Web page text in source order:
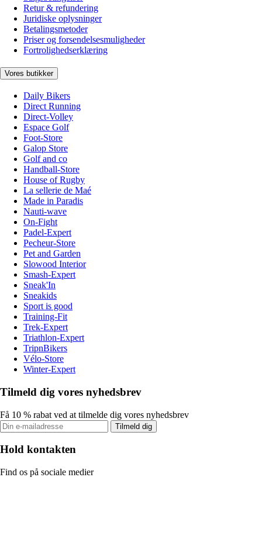
Retur & refundering
Juridiske oplysninger
Betalingsmetoder
Priser og forsendelsesmuligheder
Fortrolighedserklæring
Vores butikker
Daily Bikers
Direct Running
Direct-Volley
Espace Golf
Foot-Store
Galop Store
Golf and co
Handball-Store
House of Rugby
La sellerie de Maé
Made in Paradis
Nauti-wave
On-Fight
Padel-Expert
Pecheur-Store
Pet and Garden
Slowood Interior
Smash-Expert
Sneak'In
Sneakids
Sport is good
Training-Fit
Trek-Expert
Triathlon-Expert
TripnBikers
Vélo-Store
Winter-Expert
Tilmeld dig vores nyhedsbrev
Få 10 % rabat ved at tilmelde dig vores nyhedsbrev
Tilmeld dig
Hold kontakten
Find os på sociale medier